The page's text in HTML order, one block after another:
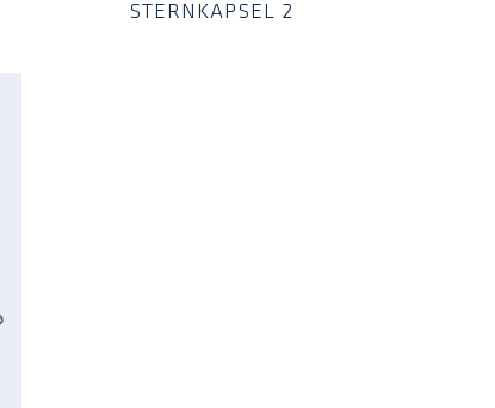
STERNKAPSEL 2